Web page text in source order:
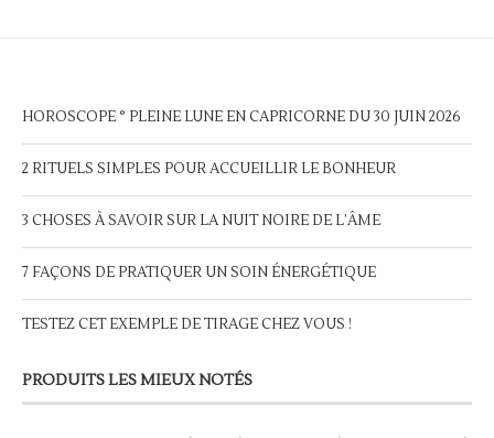
HOROSCOPE ° PLEINE LUNE EN CAPRICORNE DU 30 JUIN 2026
2 RITUELS SIMPLES POUR ACCUEILLIR LE BONHEUR
3 CHOSES À SAVOIR SUR LA NUIT NOIRE DE L’ÂME
7 FAÇONS DE PRATIQUER UN SOIN ÉNERGÉTIQUE
TESTEZ CET EXEMPLE DE TIRAGE CHEZ VOUS !
PRODUITS LES MIEUX NOTÉS